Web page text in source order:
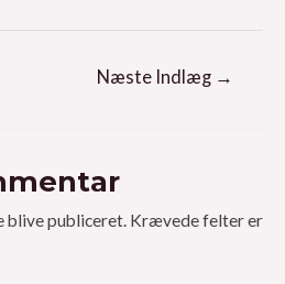
Næste Indlæg →
blive publiceret. Krævede felter er